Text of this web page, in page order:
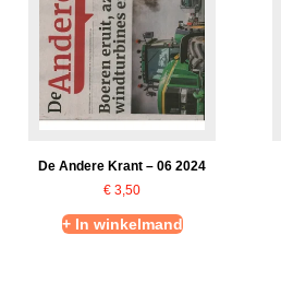
De Andere Krant – 06 2024
€ 3,50
+ In winkelmand